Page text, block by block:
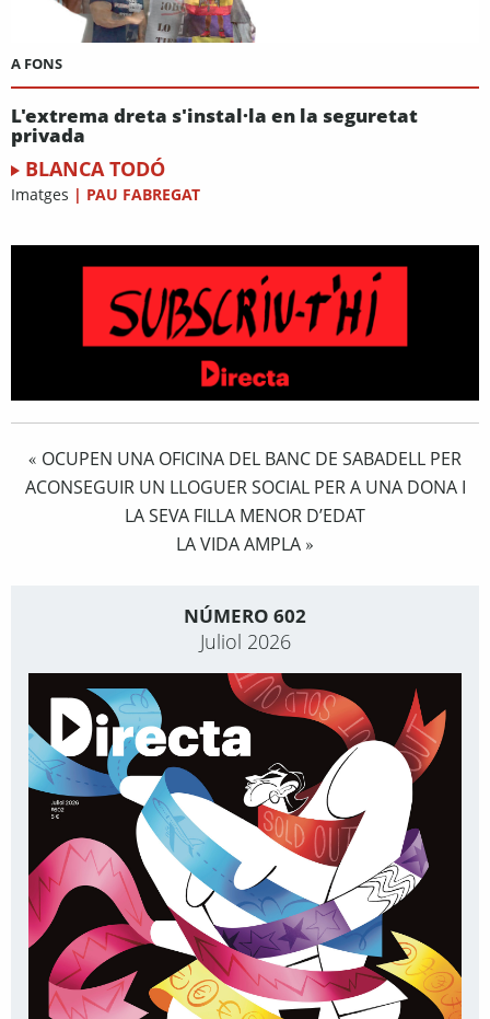
A FONS
L'extrema dreta s'instal·la en la seguretat
privada
BLANCA TODÓ
Imatges | PAU FABREGAT
« OCUPEN UNA OFICINA DEL BANC DE SABADELL PER
ACONSEGUIR UN LLOGUER SOCIAL PER A UNA DONA I
LA SEVA FILLA MENOR D’EDAT
LA VIDA AMPLA »
NÚMERO 602
Juliol 2026